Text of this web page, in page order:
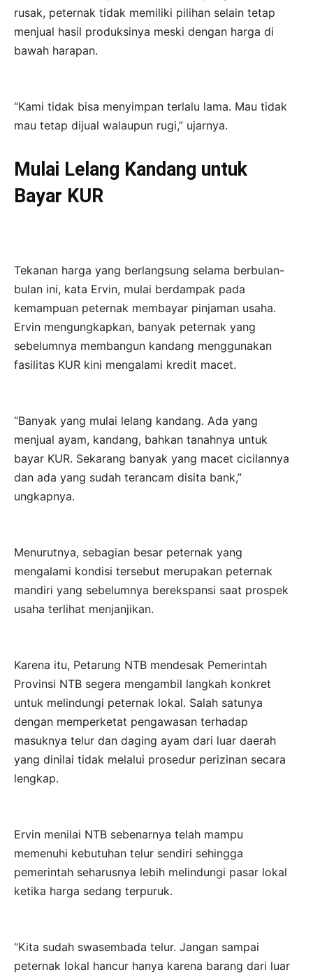
rusak, peternak tidak memiliki pilihan selain tetap
menjual hasil produksinya meski dengan harga di
bawah harapan.
“Kami tidak bisa menyimpan terlalu lama. Mau tidak
mau tetap dijual walaupun rugi,” ujarnya.
Mulai Lelang Kandang untuk
Bayar KUR
Tekanan harga yang berlangsung selama berbulan-
bulan ini, kata Ervin, mulai berdampak pada
kemampuan peternak membayar pinjaman usaha.
Ervin mengungkapkan, banyak peternak yang
sebelumnya membangun kandang menggunakan
fasilitas KUR kini mengalami kredit macet.
“Banyak yang mulai lelang kandang. Ada yang
menjual ayam, kandang, bahkan tanahnya untuk
bayar KUR. Sekarang banyak yang macet cicilannya
dan ada yang sudah terancam disita bank,”
ungkapnya.
Menurutnya, sebagian besar peternak yang
mengalami kondisi tersebut merupakan peternak
mandiri yang sebelumnya berekspansi saat prospek
usaha terlihat menjanjikan.
Karena itu, Petarung NTB mendesak Pemerintah
Provinsi NTB segera mengambil langkah konkret
untuk melindungi peternak lokal. Salah satunya
dengan memperketat pengawasan terhadap
masuknya telur dan daging ayam dari luar daerah
yang dinilai tidak melalui prosedur perizinan secara
lengkap.
Ervin menilai NTB sebenarnya telah mampu
memenuhi kebutuhan telur sendiri sehingga
pemerintah seharusnya lebih melindungi pasar lokal
ketika harga sedang terpuruk.
“Kita sudah swasembada telur. Jangan sampai
peternak lokal hancur hanya karena barang dari luar